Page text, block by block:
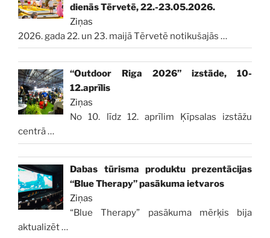
dienās Tērvetē, 22.-23.05.2026.
Ziņas
2026. gada 22. un 23. maijā Tērvetē notikušajās …
“Outdoor Riga 2026” izstāde, 10-
12.aprīlis
Ziņas
No 10. līdz 12. aprīlim Ķīpsalas izstāžu
centrā…
Dabas tūrisma produktu prezentācijas
“Blue Therapy” pasākuma ietvaros
Ziņas
“Blue Therapy” pasākuma mērķis bija
aktualizēt…